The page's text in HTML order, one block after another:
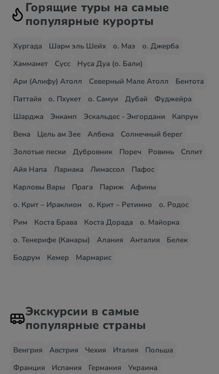
Горящие туры на самые
популярные курорты
Хургада Шарм эль Шейх о. Маэ
о. Джерба
Хаммамет
Сусс
Нуса Дуа (о. Бали)
Ари (Алифу) Атолл
Северный Мале Атолл
Бентота
Паттайя
о. Пхукет о. Самуи Дубай
Фуджейра
Шарджа
Энкамп Эскальдес - Энгордани
Капрун
Вена
Цель ам Зее Албена
Солнечный берег
Золотые пески
Дубровник Пореч Ровинь
Сплит
Айя Напа
Ларнака Лимассол
Пафос
Карловы Вары
Прага Париж
Афины
о. Крит – Ираклион
о. Крит – Ретимно
о. Родос
Рим
Коста Брава Коста Дорада
о. Майорка
о. Тенерифе (Канары)
Алания Анталия
Белек
Бодрум
Кемер Мармарис
Экскурсии в самые
популярные страны
Венгрия Австрия Чехия Италия
Польша
Франция
Испания Германия
Украина